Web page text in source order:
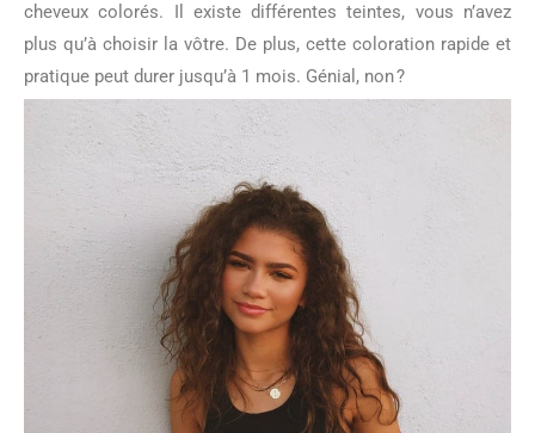
cheveux colorés. Il existe différentes teintes, vous n’avez
plus qu’à choisir la vôtre. De plus, cette coloration rapide et
pratique peut durer jusqu’à 1 mois. Génial, non ?